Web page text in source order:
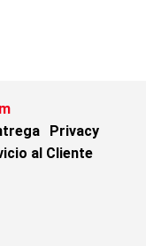
Privacy
al Cliente